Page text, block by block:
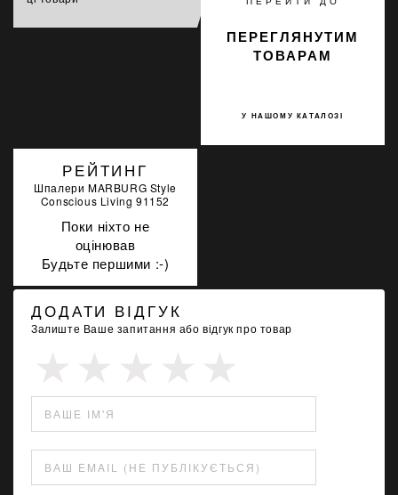
У НАШОМУ КАТАЛОЗІ
ПЕРЕГЛЯНУТИМ
ТОВАРАМ
РЕЙТИНГ
Шпалери MARBURG Style
Conscious Living 91152
Поки ніхто не
оцінював
Будьте першими :-)
ДОДАТИ ВІДГУК
Залиште Ваше запитання або відгук про товар
ВАШЕ ІМ'Я
ВАШ EMAIL (НЕ ПУБЛІКУЄТЬСЯ)